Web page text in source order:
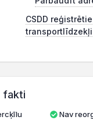
CSDD reģistrētie
transportlīdzekļi
fakti
Nav reorganizācijas